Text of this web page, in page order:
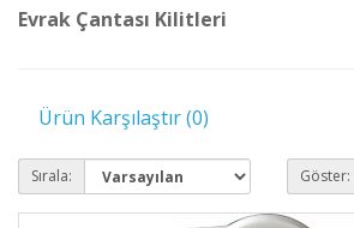
Evrak Çantası Kilitleri
Ürün Karşılaştır (0)
Sırala: Göster: